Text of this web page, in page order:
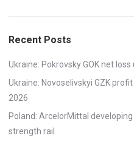
Recent Posts
Ukraine: Pokrovsky GOK net loss
Ukraine: Novoselivskyi GZK profit
2026
Poland: ArcelorMittal
strength rail